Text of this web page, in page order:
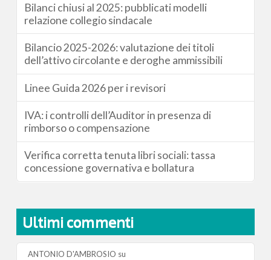
Bilanci chiusi al 2025: pubblicati modelli
relazione collegio sindacale
Bilancio 2025-2026: valutazione dei titoli
dell’attivo circolante e deroghe ammissibili
Linee Guida 2026 per i revisori
IVA: i controlli dell’Auditor in presenza di
rimborso o compensazione
Verifica corretta tenuta libri sociali: tassa
concessione governativa e bollatura
Ultimi commenti
ANTONIO D'AMBROSIO su